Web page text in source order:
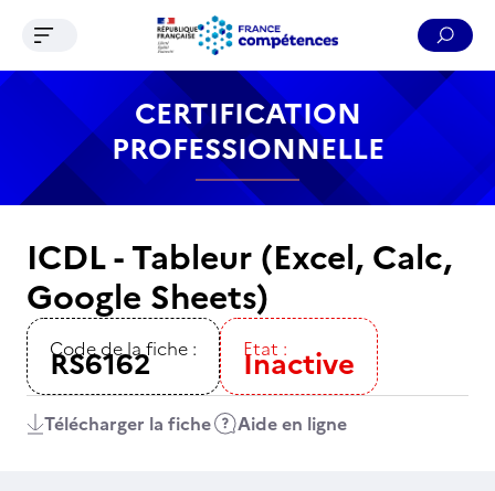
Contenu Recherche Menu Pied de page
Ouvrir le menu de navigation
CERTIFICATION
PROFESSIONNELLE
ICDL - Tableur (Excel, Calc,
Google Sheets)
Code de la fiche :
RS6162 Etat :
Inactive
Télécharger la fiche Aide en ligne